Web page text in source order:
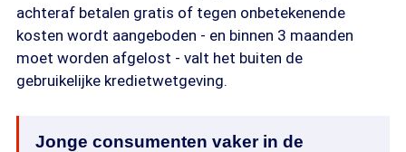
achteraf betalen gratis of tegen onbetekenende
kosten wordt aangeboden - en binnen 3 maanden
moet worden afgelost - valt het buiten de
gebruikelijke kredietwetgeving.
Jonge consumenten vaker in de